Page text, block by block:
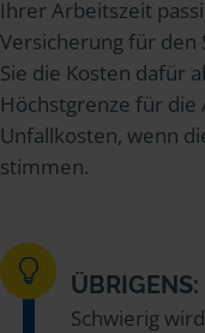
Ihrer Arbeitszeit
Versicherung für den
Sie die Kosten dafür
Höchstgrenze für die
Unfallkosten, wenn
stimmen.
ÜBRIGENS:
Schwierig